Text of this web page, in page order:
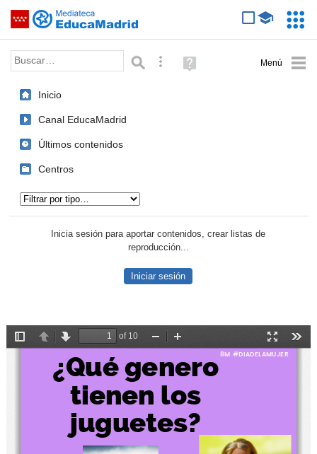
Saltar navegación
Palabra o frase: Búsqueda avanzada
Ayuda
(en
Inicio
Canal EducaMadrid
Últimos contenidos
Centros
Inicia sesión para aportar contenidos, crear listas de
reproducción...
Iniciar sesión